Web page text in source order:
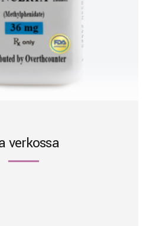
verkossa